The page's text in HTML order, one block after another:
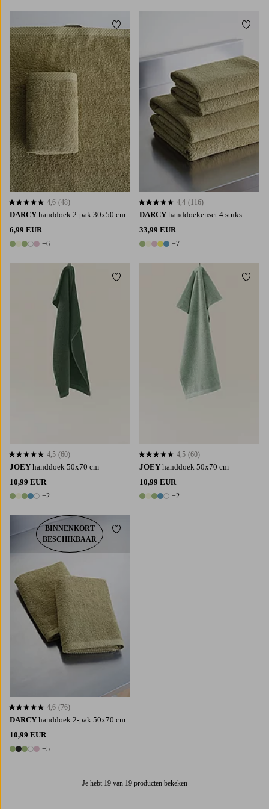
DARCY handdoek 2-pak 30x50 cm
6,99 EUR
11 kleuren
+6
4,6 op basis van 48 beoordelingen
4,6 (48)
Toevoegen aan favorieten
DARCY handdoekenset 4 stuks
33,99 EUR
12 kleuren
+7
4,4 op basis van 116 beoordelingen
4,4 (116)
JOEY handdoek 50x70 cm
10,99 EUR
7 kleuren
+2
4,5 op basis van 60 beoordelingen
4,5 (60)
Toevoegen aan favorieten
JOEY handdoek 50x70 cm
10,99 EUR
7 kleuren
+2
4,5 op basis van 60 beoordelingen
4,5 (60)
DARCY handdoek 2-pak 50x70 cm
10,99 EUR
10 kleuren
+5
4,6 op basis van 76 beoordelingen
4,6 (76)
BINNENKORT
BESCHIKBAAR
Toevoegen aan favorieten
Je hebt 19 van 19 producten bekeken